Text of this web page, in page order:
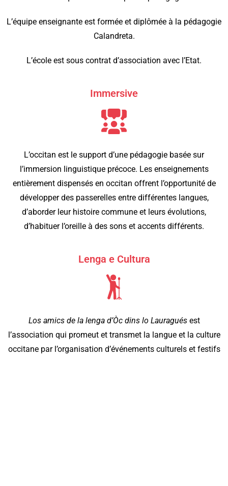
L’équipe enseignante est formée et diplômée à la pédagogie
Calandreta.
L’école est sous contrat d’association avec l’Etat.
Immersive
L’occitan est le support d’une pédagogie basée sur
l’immersion linguistique précoce. Les enseignements
entièrement dispensés en occitan offrent l’opportunité de
développer des passerelles entre différentes langues,
d’aborder leur histoire commune et leurs évolutions,
d’habituer l’oreille à des sons et accents différents.
Lenga e Cultura
Los amics de la lenga d’Òc dins lo Lauraguésest
l’association qui promeut et transmet la langue et la culture
occitane par l’organisation d’événements culturels et festifs